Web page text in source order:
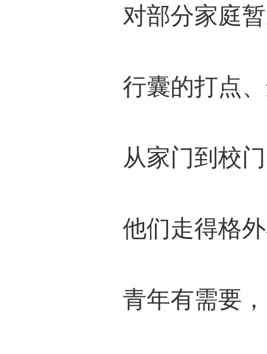
对部分家庭
行囊的打点
从家门到校
他们走得格
青年有需要